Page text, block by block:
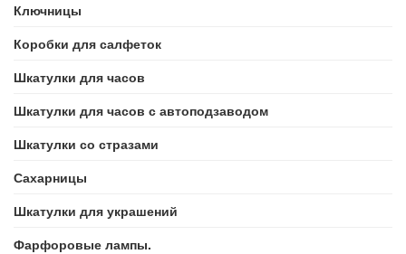
Ключницы
Коробки для салфеток
Шкатулки для часов
Шкатулки для часов с автоподзаводом
Шкатулки со стразами
Сахарницы
Шкатулки для украшений
Фарфоровые лампы.